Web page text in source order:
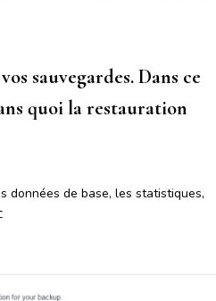
sauvegardes. Dans ce
quoi la restauration
données de base, les statistiques,